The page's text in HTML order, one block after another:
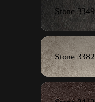
Stone 3349
Stone 3382